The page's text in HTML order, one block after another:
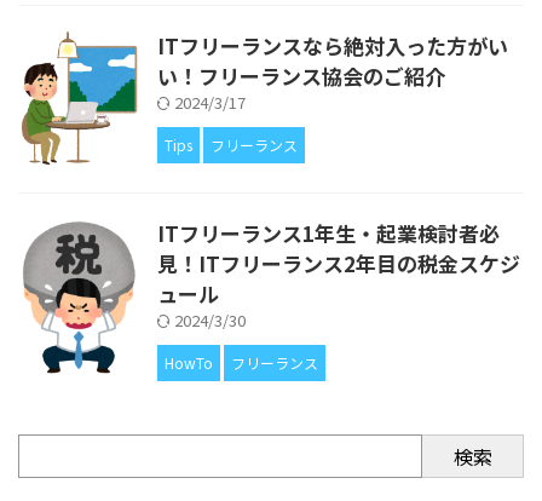
ITフリーランスなら絶対入った方がい
い！フリーランス協会のご紹介
2024/3/17
Tips フリーランス
ITフリーランス1年生・起業検討者必
見！ITフリーランス2年目の税金スケジ
ュール
2024/3/30
HowTo フリーランス
検索